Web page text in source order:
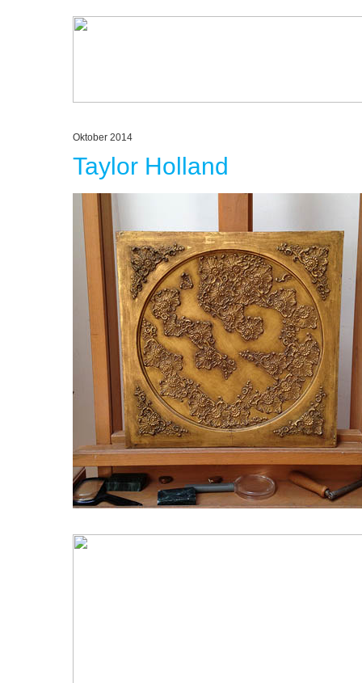
Oktober 2014
Taylor Holland